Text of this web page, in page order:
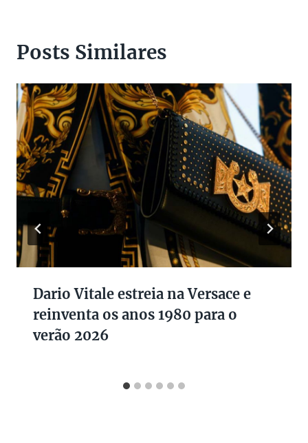
Posts Similares
Dario Vitale estreia na Versace e
reinventa os anos 1980 para o
verão 2026